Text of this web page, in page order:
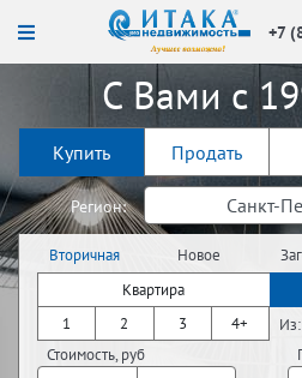
+7
С Вами с
Купить Продать
Регион: Санкт-
Вторичная
недвижимость
Новое
строительство
Квартира
1
2 3 4+ Из:
Стоимость, руб